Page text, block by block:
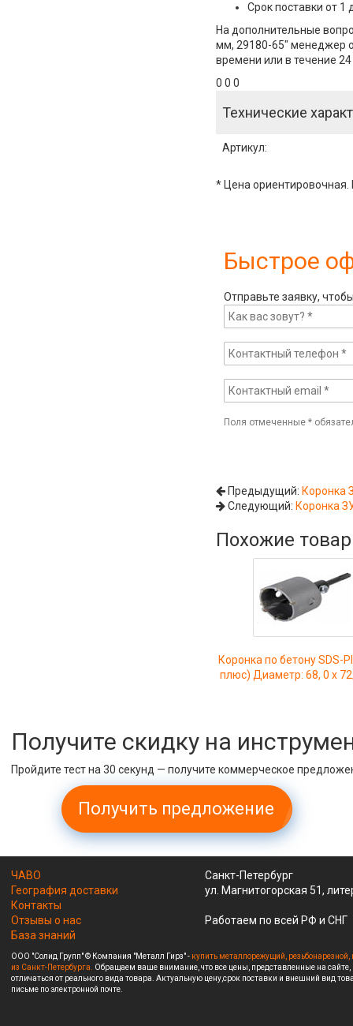
Срок поставки от 1
На дополнительные
мм, 29180-65" менеджер
времени или в течение
0 0 0
Технические
Артикул:
* Цена ориентировочная.
Быстрое
Отправьте заявку,
Поля отмеченные*
Предыдущий: Коронка
Следующий: Коронка
Похожие
Коронка по бетону SDS-
плюс) Диаметр: 68, 0 х
Получите скидку на
Пройдите тест на 30 секунд — получите коммерческое
Получить предложение
ЧАВО
География доставки
Контакты
Отзывы о нас
База знаний
Санкт-Петербург
ул. Магнитогорская 51,
Работаем по всей РФ и СНГ
ООО "Солид Групп" © Компания "Металл Гирз" - купить металлорежущий,
из Санкт-Петербурга. Обращаем ваше внимание, что все цены, представленные на
отличаться от реального вида товара. Актуальную цену,срок поставки и внешний вид
письме по электронной почте.